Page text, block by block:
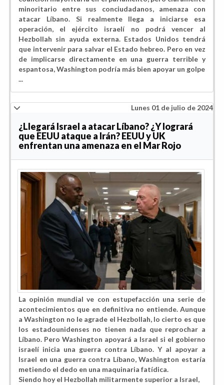
minoritario entre sus conciudadanos, amenaza con
atacar Líbano. Si realmente llega a iniciarse esa
operación, el ejército israelí no podrá vencer al
Hezbollah sin ayuda externa. Estados Unidos tendrá
que intervenir para salvar el Estado hebreo. Pero en vez
de implicarse directamente en una guerra terrible y
espantosa, Washington podría más bien apoyar un golpe
...
Lunes 01 de julio de 2024
¿Llegará Israel a atacar Líbano? ¿Y logrará
que EEUU ataque a Irán? EEUU y UK
enfrentan una amenaza en el Mar Rojo
La opinión mundial ve con estupefacción una serie de
acontecimientos que en definitiva no entiende. Aunque
a Washington no le agrade el Hezbollah, lo cierto es que
los estadounidenses no tienen nada que reprochar a
Líbano. Pero Washington apoyará a Israel si el gobierno
israelí inicia una guerra contra Líbano. Y al apoyar a
Israel en una guerra contra Líbano, Washington estaría
metiendo el dedo en una maquinaria fatídica.
Siendo hoy el Hezbollah militarmente superior a Israel,